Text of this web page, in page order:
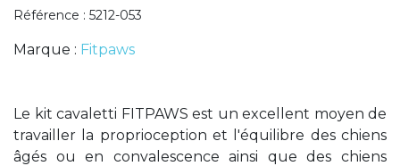
Référence : 5212-053
Marque : Fitpaws
Le kit cavaletti FITPAWS est un excellent moyen de
travailler la proprioception et l'équilibre des chiens
âgés ou en convalescence ainsi que des chiens